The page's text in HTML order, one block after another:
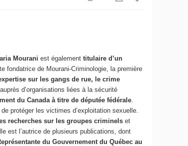
Mouraniest égalementtitulaire d’un
fondatrice de Mourani-Criminologie, la première
sur les gangs de rue, le crime
d’organisations liées à la sécurité
du Canada à titre de députée fédérale
protéger les victimes d’exploitation sexuelle.
recherches sur les groupes criminels et
est l’autrice de plusieurs publications, dont
du Gouvernement du Québec au